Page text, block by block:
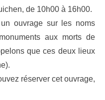
de 10h00 à 16h00.
ouvrage sur les noms
aux morts de
que ces deux lieux
réserver cet ouvrage,